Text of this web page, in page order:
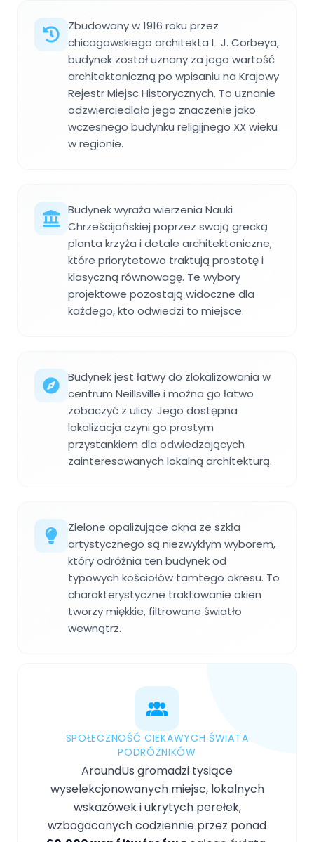
Zbudowany w 1916 roku przez
chicagowskiego architekta L. J. Corbeya,
budynek został uznany za jego wartość
architektoniczną po wpisaniu na Krajowy
Rejestr Miejsc Historycznych. To uznanie
odzwierciedlało jego znaczenie jako
wczesnego budynku religijnego XX wieku
w regionie.
Budynek wyraża wierzenia Nauki
Chrześcijańskiej poprzez swoją grecką
planta krzyża i detale architektoniczne,
które priorytetowo traktują prostotę i
klasyczną równowagę. Te wybory
projektowe pozostają widoczne dla
każdego, kto odwiedzi to miejsce.
Budynek jest łatwy do zlokalizowania w
centrum Neillsville i można go łatwo
zobaczyć z ulicy. Jego dostępna
lokalizacja czyni go prostym
przystankiem dla odwiedzających
zainteresowanych lokalną architekturą.
Zielone opalizujące okna ze szkła
artystycznego są niezwykłym wyborem,
który odróżnia ten budynek od
typowych kościołów tamtego okresu. To
charakterystyczne traktowanie okien
tworzy miękkie, filtrowane światło
wewnątrz.
SPOŁECZNOŚĆ CIEKAWYCH ŚWIATA
PODRÓŻNIKÓW
AroundUs gromadzi tysiące
wyselekcjonowanych miejsc, lokalnych
wskazówek i ukrytych perełek,
wzbogacanych codziennie przez ponad